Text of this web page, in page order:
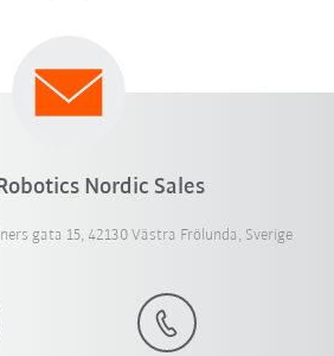
Nordic Sales
gata 15, 42130 Västra Frölunda, Sverige